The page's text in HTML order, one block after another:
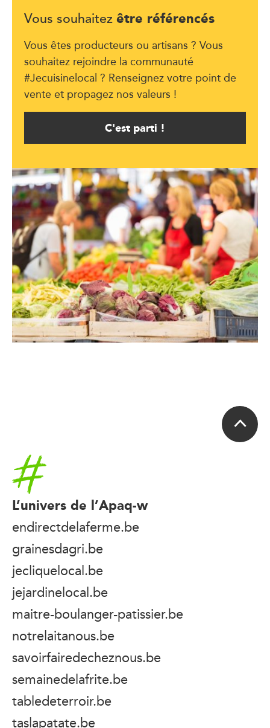
Vous souhaitez être référencés
Vous êtes producteurs ou artisans ? Vous
souhaitez rejoindre la communauté
#Jecuisinelocal ? Renseignez votre point de
vente et propagez nos valeurs !
C'est parti !
Accueil
L’univers de l’Apaq-w
endirectdelaferme.be
grainesdagri.be
jecliquelocal.be
jejardinelocal.be
maitre-boulanger-patissier.be
notrelaitanous.be
savoirfairedecheznous.be
semainedelafrite.be
tabledeterroir.be
taslapatate.be